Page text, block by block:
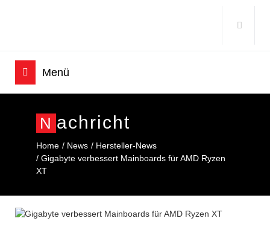
N Achricht
Home News
Hersteller-News
Gigabyte verbessert Mainboards für AMD Ryzen
XT